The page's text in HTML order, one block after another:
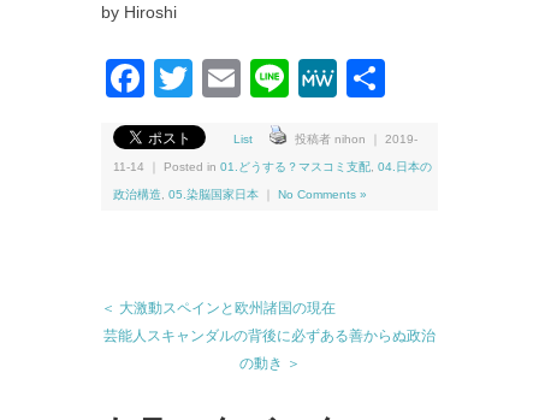
by Hiroshi
Facebook
Twitter
EmailLineMeWe
List 投稿者 nihon ｜ 2019-
11-14 ｜ Posted in 01.どうする？マスコミ支配 04.日本の
政治構造 05.染脳国家日本 No Comments »
＜ 大激動スペインと欧州諸国の現在
芸能人スキャンダルの背後に必ずある善からぬ政治
の動き ＞